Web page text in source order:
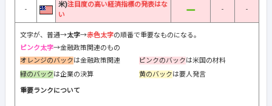
-
米)注目度の高い経済指標の発表はな
い
- -
文字が、普通→太字→赤色太字の順番で重要なものになる。
ピンク太字→金融政策関連のもの
オレンジのバックは金融政策関連 ピンクのバックは米国の材料
緑のバックは企業の決算 黄のバックは要人発言
重要ランクについて